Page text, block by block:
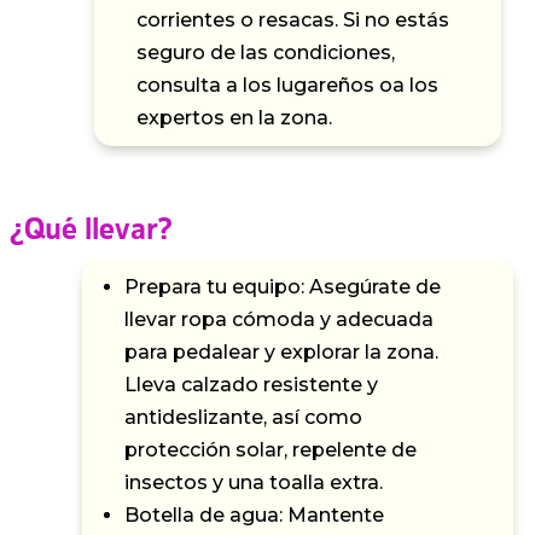
corrientes o resacas. Si no estás
seguro de las condiciones,
consulta a los lugareños oa los
expertos en la zona.
¿Qué llevar?
Prepara tu equipo: Asegúrate de
llevar ropa cómoda y adecuada
para pedalear y explorar la zona.
Lleva calzado resistente y
antideslizante, así como
protección solar, repelente de
insectos y una toalla extra.
Botella de agua: Mantente